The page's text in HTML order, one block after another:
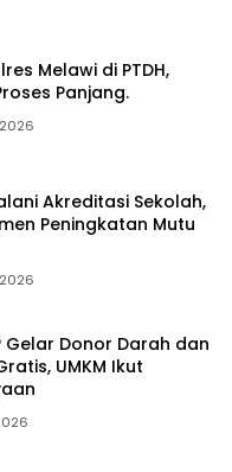
Melawi di PTDH,
Panjang.
Akreditasi Sekolah,
Peningkatan Mutu
Gelar Donor Darah dan
UMKM Ikut